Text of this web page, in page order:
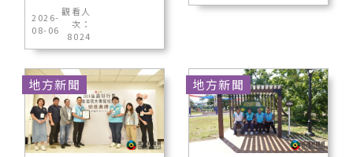
2026-
08-06
觀看人
次：
8024
地方新聞 地方新聞